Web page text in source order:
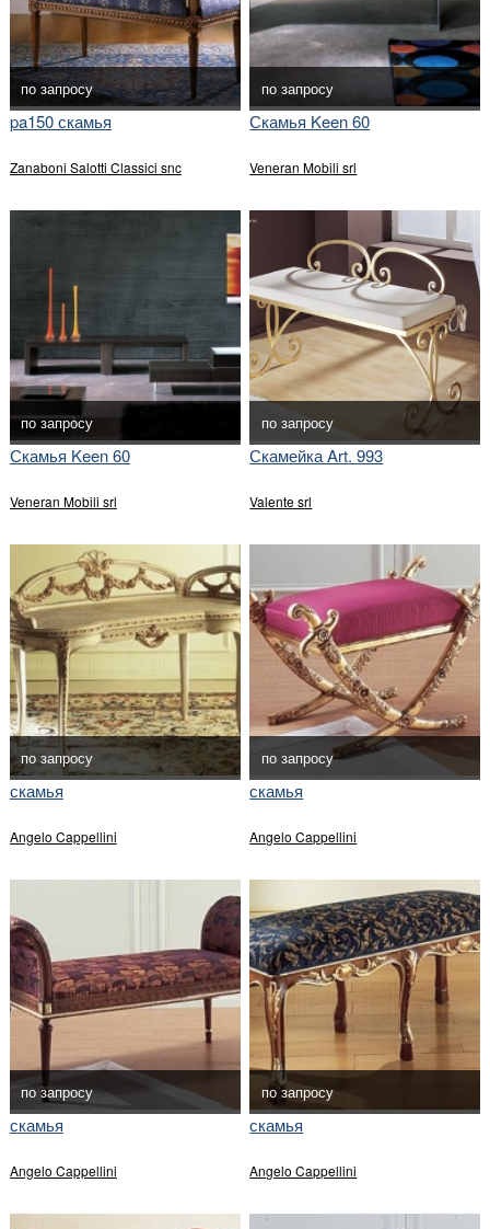
по запросу
pa150 скамья
Zanaboni Salotti Classici snc
по запросу
Скамья Keen 60
Veneran Mobili srl
по запросу
Скамья Keen 60
Veneran Mobili srl
по запросу
Скамейка Art. 993
Valente srl
по запросу
скамья
Angelo Cappellini
по запросу
скамья
Angelo Cappellini
по запросу
скамья
Angelo Cappellini
по запросу
скамья
Angelo Cappellini